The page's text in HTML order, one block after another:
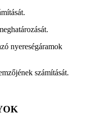
nyereségáramok
számítását.